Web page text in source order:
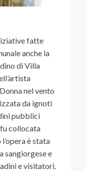
fatte
anche la
di Villa
nel vento
da ignoti
pubblici
collocata
è stata
sangiorgese e
e visitatori.